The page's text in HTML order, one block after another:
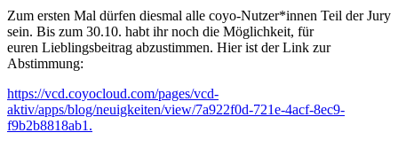
Zum ersten Mal dürfen diesmal alle coyo-Nutzer*innen Teil der Jury
sein. Bis zum 30.10. habt ihr noch die Möglichkeit, für
euren Lieblingsbeitrag abzustimmen. Hier ist der Link zur
Abstimmung:
https://vcd.coyocloud.com/pages/vcd-
aktiv/apps/blog/neuigkeiten/view/7a922f0d-721e-4acf-8ec9-
f9b2b8818ab1.